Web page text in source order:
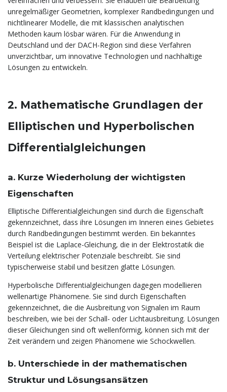
unregelmäßiger Geometrien, komplexer Randbedingungen und
nichtlinearer Modelle, die mit klassischen analytischen
Methoden kaum lösbar wären. Für die Anwendung in
Deutschland und der DACH-Region sind diese Verfahren
unverzichtbar, um innovative Technologien und nachhaltige
Lösungen zu entwickeln.
2. Mathematische Grundlagen der
Elliptischen und Hyperbolischen
Differentialgleichungen
a. Kurze Wiederholung der wichtigsten
Eigenschaften
Elliptische Differentialgleichungen sind durch die Eigenschaft
gekennzeichnet, dass ihre Lösungen im Inneren eines Gebietes
durch Randbedingungen bestimmt werden. Ein bekanntes
Beispiel ist die Laplace-Gleichung, die in der Elektrostatik die
Verteilung elektrischer Potenziale beschreibt. Sie sind
typischerweise stabil und besitzen glatte Lösungen.
Hyperbolische Differentialgleichungen dagegen modellieren
wellenartige Phänomene. Sie sind durch Eigenschaften
gekennzeichnet, die die Ausbreitung von Signalen im Raum
beschreiben, wie bei der Schall- oder Lichtausbreitung. Lösungen
dieser Gleichungen sind oft wellenförmig, können sich mit der
Zeit verändern und zeigen Phänomene wie Schockwellen.
b. Unterschiede in der mathematischen
Struktur und Lösungsansätzen